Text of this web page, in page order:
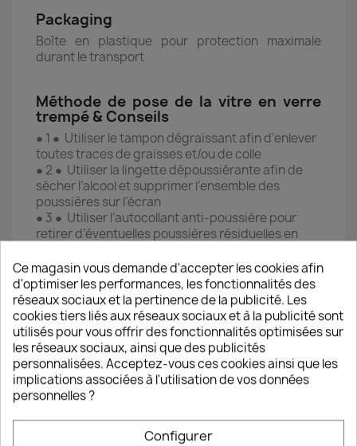
Packaging
Boîte en plastique pour protection maximale
durant le transport
Méthode de pose de la vitre en verre
trempé & Conseils
● 1 ● Utiliser le tampon dégraissant afin d’enlever
toutes traces de graisses et/ou de colle
● 2 ● Utiliser la lingette dépoussiérante afin de
sécher l’alcool et supprimer l’ensemble des
poussières sur l’écran
● 3 ● Utiliser l’autocollant anti-poussière pour
retirer d’éventuelles poussières résiduelles en
l’écran (coller/décoller l’autocollant)
● 4 ● Prendre la vitre de protection et ôter le film
plastique provisoire en tirant délicatement sur
l’autocollant en haut à droite de la vitre
● 5 ● Poser avec précision la vitre de protection
sur l’écran du Smartphone en l’alignant sur les
bords du téléphone (à réaliser juste après avoir
ôter le film pour éviter tout dépôt de poussière
sur la couche de silicone)
ℹ️ Si la vitre est mal placée ou si une
tache/poussière résistante provoque une bulle
Ce magasin vous demande d'accepter les cookies afin
d'optimiser les performances, les fonctionnalités des
réseaux sociaux et la pertinence de la publicité. Les
cookies tiers liés aux réseaux sociaux et à la publicité sont
utilisés pour vous offrir des fonctionnalités optimisées sur
les réseaux sociaux, ainsi que des publicités
personnalisées. Acceptez-vous ces cookies ainsi que les
implications associées à l'utilisation de vos données
personnelles ?
Configurer